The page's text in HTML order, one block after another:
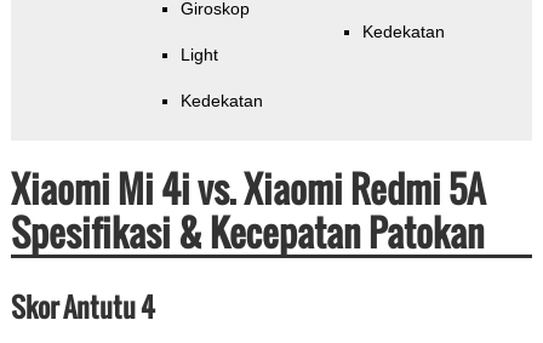
Giroskop
Light
Kedekatan
Kedekatan
Xiaomi Mi 4i vs. Xiaomi Redmi 5A
Spesifikasi & Kecepatan Patokan
Skor Antutu 4